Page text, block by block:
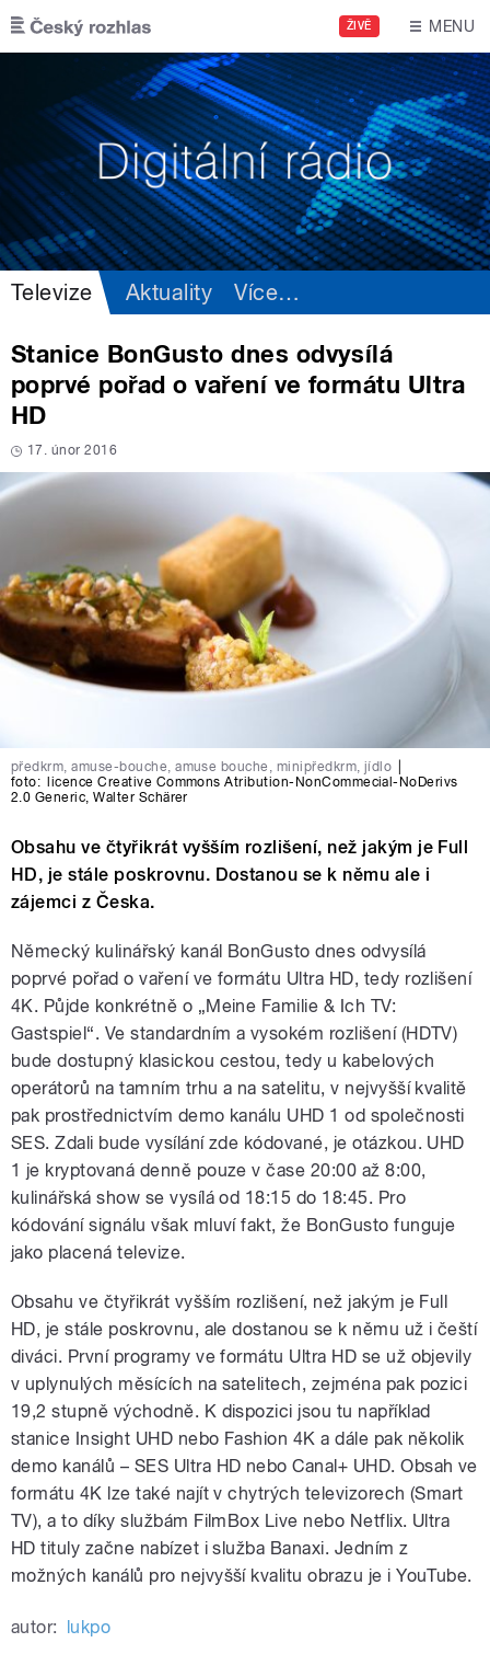
Přejít k hlavnímu obsahu
ŽIVĚ MENU
Televize Aktuality Více…
Stanice BonGusto dnes odvysílá
poprvé pořad o vaření ve formátu Ultra
HD
17. únor 2016
předkrm, amuse-bouche, amuse bouche, minipředkrm, jídlo
foto: licence Creative Commons Atribution-NonCommecial-NoDerivs
2.0 Generic,Walter Schärer
Obsahu ve čtyřikrát vyšším rozlišení, než jakým je Full
HD, je stále poskrovnu. Dostanou se k němu ale i
zájemci z Česka.
Německý kulinářský kanál BonGusto dnes odvysílá
poprvé pořad o vaření ve formátu Ultra HD, tedy rozlišení
4K. Půjde konkrétně o „Meine Familie & Ich TV:
Gastspiel“. Ve standardním a vysokém rozlišení (HDTV)
bude dostupný klasickou cestou, tedy u kabelových
operátorů na tamním trhu a na satelitu, v nejvyšší kvalitě
pak prostřednictvím demo kanálu UHD 1 od společnosti
SES. Zdali bude vysílání zde kódované, je otázkou. UHD
1 je kryptovaná denně pouze v čase 20:00 až 8:00,
kulinářská show se vysílá od 18:15 do 18:45. Pro
kódování signálu však mluví fakt, že BonGusto funguje
jako placená televize.
Obsahu ve čtyřikrát vyšším rozlišení, než jakým je Full
HD, je stále poskrovnu, ale dostanou se k němu už i čeští
diváci. První programy ve formátu Ultra HD se už objevily
v uplynulých měsících na satelitech, zejména pak pozici
19,2 stupně východně. K dispozici jsou tu například
stanice Insight UHD nebo Fashion 4K a dále pak několik
demo kanálů – SES Ultra HD nebo Canal+ UHD. Obsah ve
formátu 4K lze také najít v chytrých televizorech (Smart
TV), a to díky službám FilmBox Live nebo Netflix. Ultra
HD tituly začne nabízet i služba Banaxi. Jedním z
možných kanálů pro nejvyšší kvalitu obrazu je i YouTube.
autor: lukpo